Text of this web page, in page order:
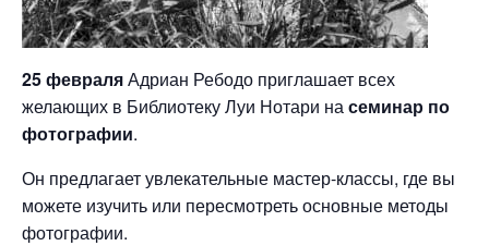
25 февраляАдриан Ребодо приглашает всех
желающих в Библиотеку Луи Нотари насеминар по
фотографии.
Он предлагает увлекательные мастер-классы, где вы
можете изучить или пересмотреть основные методы
фотографии.